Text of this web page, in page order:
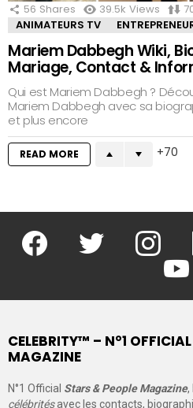
56 Shares 39.5k Views
ANIMATEURS TV
Mariem Dabbegh Wiki,
Mariage, Contact &
Qui est Mariem Dabbegh ?
Mariem Dabbegh avec sa
et plus encore
READ MORE 70
facebook twitter
CELEBRITY™ – N°1
MAGAZINE
N°1 Official Stars & People Magazine,
célébritésavec les contacts,